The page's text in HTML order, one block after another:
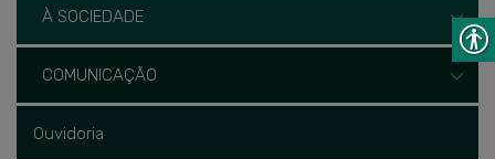
À SOCIEDADE
COMUNICAÇÃO
Ouvidoria